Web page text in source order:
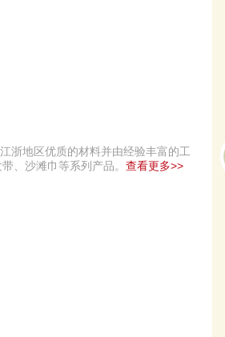
浙地区优质的材料并由经验丰富的工
、沙滩巾等系列产品。 查看更多>>